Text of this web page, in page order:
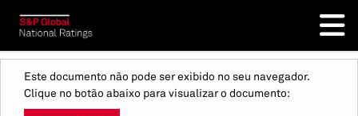
Este documento não pode ser exibido no seu navegador.
Clique no botão abaixo para visualizar o documento: